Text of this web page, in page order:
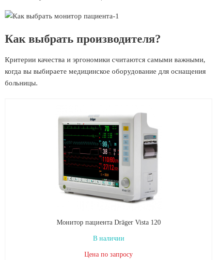
Как выбрать производителя?
Критерии качества и эргономики считаются самыми важными,
когда вы выбираете медицинское оборудование для оснащения
больницы.
Монитор пациента Dräger Vista 120
В наличии
Цена по запросу